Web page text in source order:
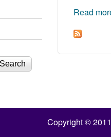
Read
Copyright ©